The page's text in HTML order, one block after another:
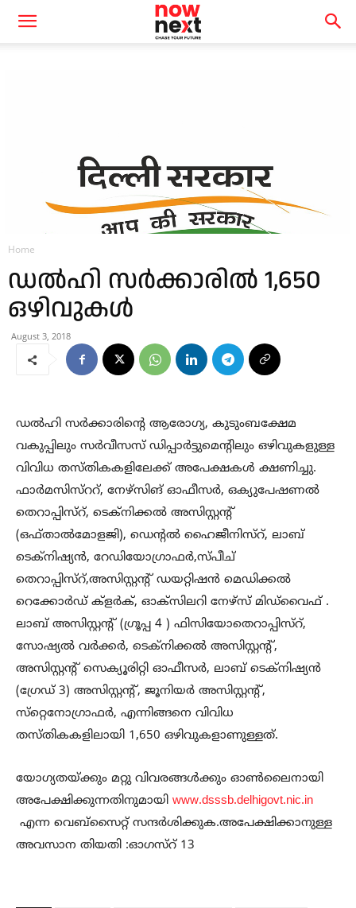
Home
ഡൽഹി സർക്കാരിൽ 1,650
ഒഴിവുകൾ
August 3, 2018
ഡൽഹി സർക്കാരിന്റെ ആരോഗ്യ, കുടുംബക്ഷേമ
വകുപ്പിലും സർവീസസ് ഡിപ്പാർട്ടുമെന്റിലും ഒഴിവുകളുള്ള
വിവിധ തസ്തികകളിലേക്ക് അപേക്ഷകൾ ക്ഷണിച്ചു.
ഫാർമസിസ്ററ്, നേഴ്‌സിങ് ഓഫീസർ, ഒക്യുപേഷണൽ
തെറാപ്പിസ്റ്, ടെക്നിക്കൽ അസിസ്റ്റന്റ്
(ഒഫ്താൽമോളജി), ഡെന്റൽ ഹൈജീനിസ്റ്, ലാബ്
ടെക്നിഷ്യൻ, റേഡിയോഗ്രാഫർ,സ്പീച്
തെറാപ്പിസ്റ്,അസിസ്റ്റന്റ് ഡയറ്റിഷൻ മെഡിക്കൽ
റെക്കോർഡ് ക്ളർക്, ഓക്സിലറി നേഴ്സ് മിഡ്‌വൈഫ്‌ .
ലാബ് അസിസ്റ്റന്റ് (ഗ്രൂപ്പ 4 ) ഫിസിയോതെറാപ്പിസ്റ്,
സോഷ്യൽ വർക്കർ, ടെക്നിക്കൽ അസിസ്റ്റന്റ്,
അസിസ്റ്റന്റ് സെക്യൂരിറ്റി ഓഫീസർ, ലാബ് ടെക്നിഷ്യൻ
(ഗ്രേഡ് 3) അസിസ്റ്റന്റ്, ജൂനിയർ അസിസ്റ്റന്റ്,
സ്‌റ്റെനോഗ്രാഫർ, എന്നിങ്ങനെ വിവിധ
തസ്തികകളിലായി 1,650 ഒഴിവുകളാണുള്ളത്.
യോഗ്യതയ്ക്കും മറ്റു വിവരങ്ങൾക്കും ഓൺലൈനായി
അപേക്ഷിക്കുന്നതിനുമായി www.dsssb.delhigovt.nic.in
എന്ന വെബ്സൈറ്റ് സന്ദർശിക്കുക.അപേക്ഷിക്കാനുള്ള
അവസാന തിയതി :ഓഗസ്റ് 13